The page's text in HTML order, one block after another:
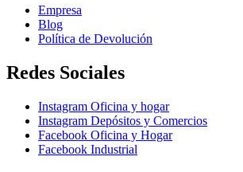
Empresa
Blog
Política de Devolución
Redes Sociales
Instagram Oficina y hogar
Instagram Depósitos y Comercios
Facebook Oficina y Hogar
Facebook Industrial